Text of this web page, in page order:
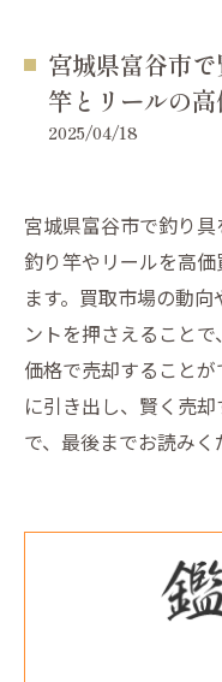
宮城県富谷市
竿とリールの
2025/04/18
宮城県富谷市で釣り
釣り竿やリールを高
ます。買取市場の動
ントを押さえること
価格で売却すること
に引き出し、賢く売
で、最後までお読みく